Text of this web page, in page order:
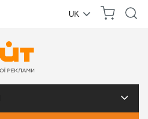
UK